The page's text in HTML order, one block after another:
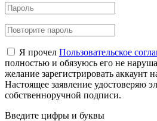
Я прочел Пользовательское
полностью и обязуюсь его не
желание зарегистрировать аккаунт
Настоящее заявление удостоверяю
собственноручной подписи.
Введите цифры и буквы